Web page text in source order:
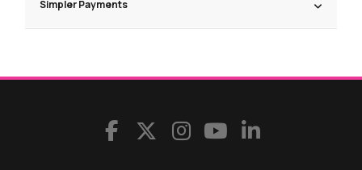
Simpler Payments